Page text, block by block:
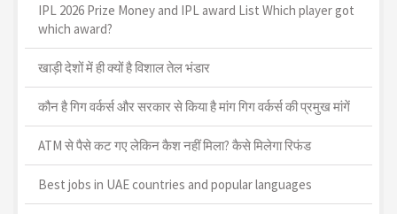
IPL 2026 Prize Money and IPL award List Which player got
which award?
खाड़ी देशों में ही क्यों है व‍िशाल तेल भंडार
कौन है गिग वर्कर्स और सरकार से किया है मांग गिग वर्कर्स की प्रमुख मांगें
ATM से पैसे कट गए लेकिन कैश नहीं मिला? कैसे मिलेगा रिफंड
Best jobs in UAE countries and popular languages